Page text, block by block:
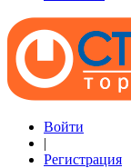
Войти
|
Регистрация